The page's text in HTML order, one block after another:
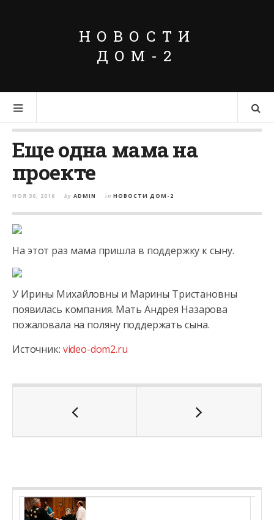
НОВОСТИ
ДОМ-2
Еще одна мама на
проекте
НОЯ 30, 2016 by ADMIN in НОВОСТИ ДОМ-2
На этот раз мама пришла в поддержку к сыну.
У Ирины Михайловны и Марины Тристановны
появилась компания. Мать Андрея Назарова
пожаловала на поляну поддержать сына.
Источник: video-dom2.ru